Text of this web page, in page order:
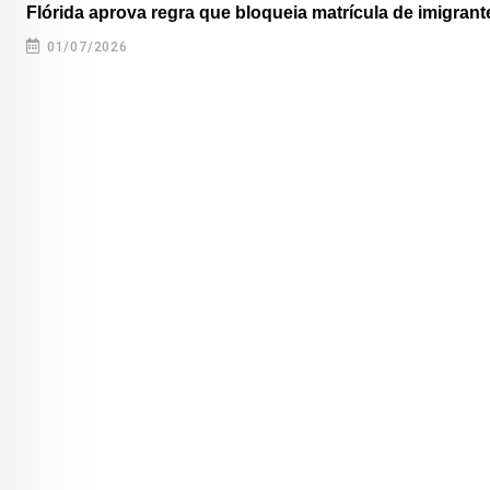
Flórida aprova regra que bloqueia matrícula de
01/07/2026